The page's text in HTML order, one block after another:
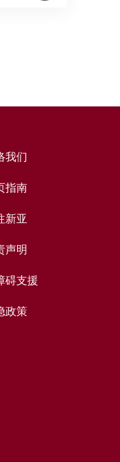
我们
指南
新亚
声明
碍支援
政策